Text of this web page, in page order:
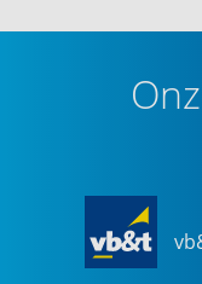
uitsluitingsclausule
van een